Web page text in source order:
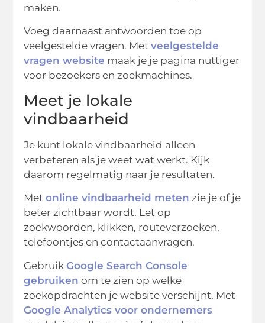
maken.
Voeg daarnaast antwoorden toe op
veelgestelde vragen. Metveelgestelde
vragen website maak je je pagina nuttiger
voor bezoekers en zoekmachines.
Meet je lokale
vindbaarheid
Je kunt lokale vindbaarheid alleen
verbeteren als je weet wat werkt. Kijk
daarom regelmatig naar je resultaten.
Metonline vindbaarheid meten zie je of je
beter zichtbaar wordt. Let op
zoekwoorden, klikken, routeverzoeken,
telefoontjes en contactaanvragen.
GebruikGoogle Search Console
gebruiken om te zien op welke
zoekopdrachten je website verschijnt. Met
Google Analytics voor ondernemers